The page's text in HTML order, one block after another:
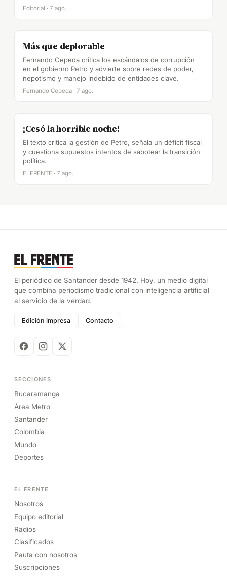
Editorial · 7 ago.
Más que deplorable
Fernando Cepeda critica los escándalos de corrupción
en el gobierno Petro y advierte sobre redes de poder,
nepotismo y manejo indebido de entidades clave.
Fernando Cepeda · 7 ago.
¡Cesó la horrible noche!
El texto critica la gestión de Petro, señala un déficit fiscal
y cuestiona supuestos intentos de sabotear la transición
política.
ELFRENTE · 7 ago.
El periódico de Santander desde 1942. Hoy, un medio digital
que combina periodismo tradicional con inteligencia artificial
al servicio de la verdad.
Edición impresa Contacto
SECCIONES
Bucaramanga
Área Metro
Santander
Colombia
Mundo
Deportes
EL FRENTE
Nosotros
Equipo editorial
Radios
Clasificados
Pauta con nosotros
Suscripciones